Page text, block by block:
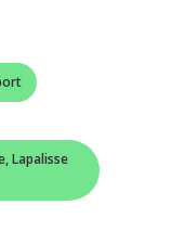
Lapalisse